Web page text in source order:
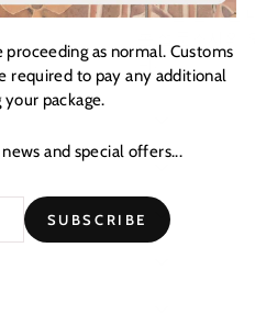
크기를 늘리면
본 설문조사의
다.
as normal. Customs
required to pay any additional
package.
and special offers...
SUBSCRIBE